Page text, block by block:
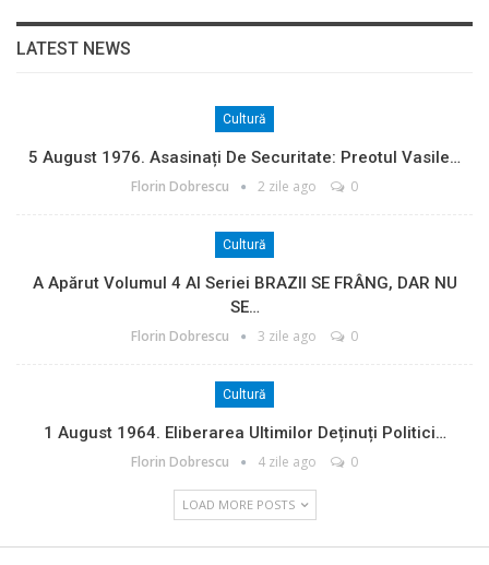
LATEST NEWS
Cultură
5 August 1976. Asasinați De Securitate: Preotul Vasile…
Florin Dobrescu 2 zile ago 0
Cultură
A Apărut Volumul 4 Al Seriei BRAZII SE FRÂNG, DAR NU
SE…
Florin Dobrescu 3 zile ago 0
Cultură
1 August 1964. Eliberarea Ultimilor Deținuți Politici…
Florin Dobrescu 4 zile ago 0
LOAD MORE POSTS